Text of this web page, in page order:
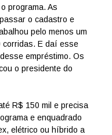
programa. As
o cadastro e
pelo menos um
corridas. E daí esse
empréstimo. Os
o presidente do
R$ 150 mil e precisa
e enquadrado
elétrico ou híbrido a